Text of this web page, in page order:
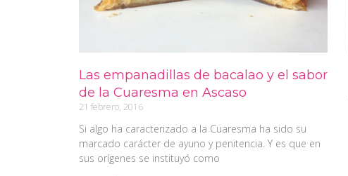
Las empanadillas de bacalao y el sabor
de la Cuaresma en Ascaso
21 febrero, 2016
Si algo ha caracterizado a la Cuaresma ha sido su
marcado carácter de ayuno y penitencia. Y es que en
sus orígenes se instituyó como